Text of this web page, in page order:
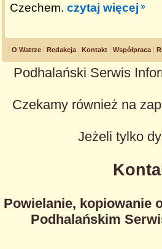
Czechem. czytaj więcej
O Watrze Redakcja Kontakt Współpraca
Podhalański Serwis
Czekamy również na
Jeżeli tylko
Powielanie, kopiowanie
Podhalańskim